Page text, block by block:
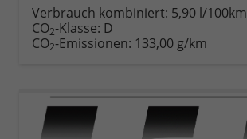
anfordern
Datei,
Verbrauch kombiniert: 5,90 l/100km
CO2-Klasse: D
CO2-Emissionen: 133,00 g/km